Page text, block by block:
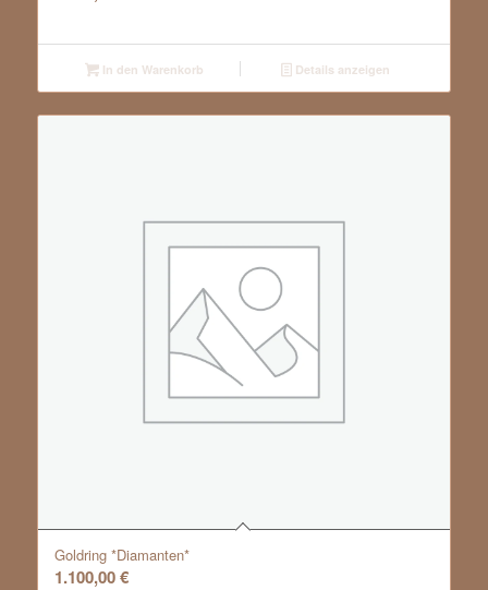
In den Warenkorb Details anzeigen
Goldring *Diamanten*
1.100,00€